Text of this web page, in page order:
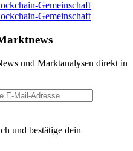
und Marktanalysen direkt in
und bestätige dein